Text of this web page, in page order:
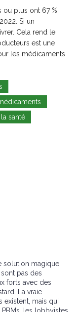
ou plus ont 67 %
Si un
Cela rend le
est une
les médicaments
santé
solution magique,
pas des
forts avec des
La vraie
existent, mais qui